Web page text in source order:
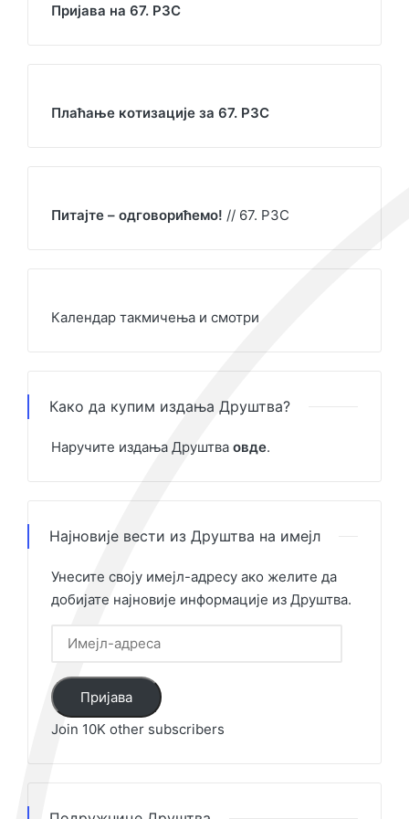
Пријава на 67. РЗС
Плаћање котизације за 67. РЗС
Питајте – одговорићемо! // 67. РЗС
Календар такмичења и смотри
Како да купим издања Друштва?
Наручите издања Друштва овде.
Најновије вести из Друштва на имејл
Унесите своју имејл-адресу ако желите да
добијате најновије информације из Друштва.
Имејл-
Пријава
Join 10K other subscribers